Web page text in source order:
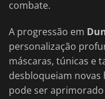
combate.
A progressão em
personalização
máscaras, túnicas e
desbloqueiam novas
pode ser